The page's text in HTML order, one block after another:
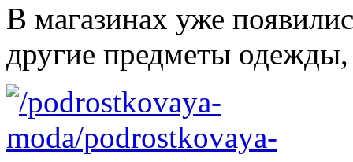
В магазинах уже
другие предметы